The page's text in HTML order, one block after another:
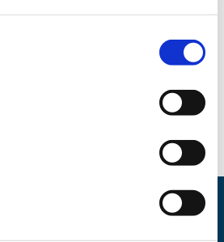
en virksomhed uden en gyldig
har handlet med Depo Farm
denne mailadresse